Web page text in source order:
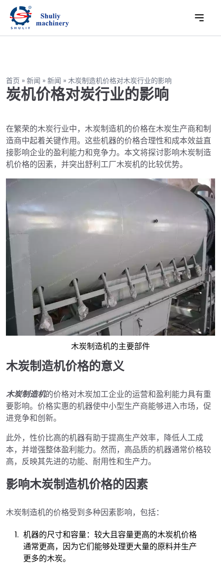
首页 » 新闻 » 新闻 » 木炭制造机价格对木炭行业的影响
炭机价格对炭行业的影响
在繁荣的木炭行业中，木炭制造机的价格在木炭生产商和制
造商中起着关键作用。这些机器的价格合理性和成本效益直
接影响企业的盈利能力和竞争力。本文将探讨影响木炭制造
机价格的因素，并突出舒利工厂木炭机的比较优势。
木炭制造机的主要部件
木炭制造机价格的意义
木炭制造机的价格对木炭加工企业的运营和盈利能力具有重
要影响。价格实惠的机器使中小型生产商能够进入市场，促
进竞争和创新。
此外，性价比高的机器有助于提高生产效率，降低人工成
本，并增强整体盈利能力。然而，高品质的机器通常价格较
高，反映其先进的功能、耐用性和生产力。
影响木炭制造机价格的因素
木炭制造机的价格受到多种因素影响，包括：
机器的尺寸和容量：较大且容量更高的木炭机价格
通常更高，因为它们能够处理更大量的原料并生产
更多的木炭。